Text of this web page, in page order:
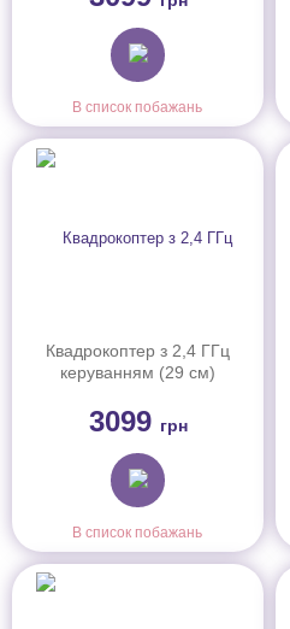
В список побажань
Квадрокоптер з 2,4 ГГц
керуванням (29 cм)
3099 грн
В список побажань